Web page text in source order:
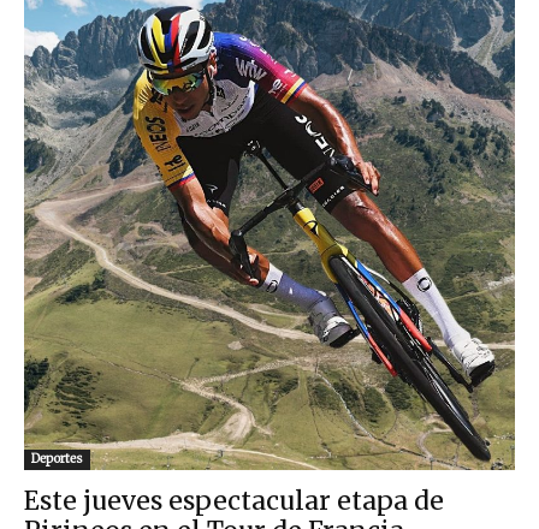
Deportes
Este jueves espectacular etapa de